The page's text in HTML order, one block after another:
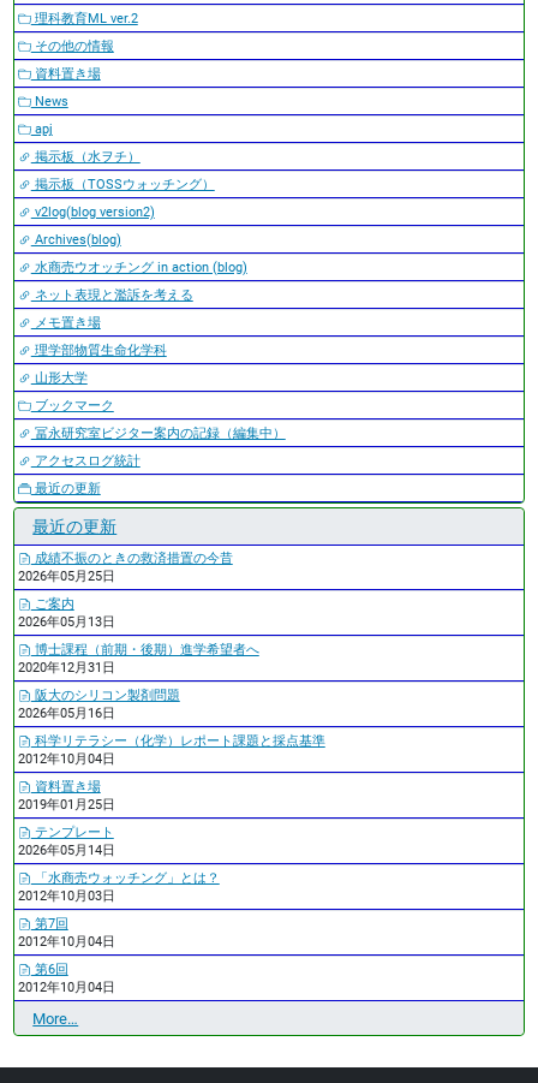
理科教育ML ver.2
その他の情報
資料置き場
News
apj
掲示板（水ヲチ）
掲示板（TOSSウォッチング）
v2log(blog version2)
Archives(blog)
水商売ウオッチング in action (blog)
ネット表現と濫訴を考える
メモ置き場
理学部物質生命化学科
山形大学
ブックマーク
冨永研究室ビジター案内の記録（編集中）
アクセスログ統計
最近の更新
最近の更新
成績不振のときの救済措置の今昔
2026年05月25日
ご案内
2026年05月13日
博士課程（前期・後期）進学希望者へ
2020年12月31日
阪大のシリコン製剤問題
2026年05月16日
科学リテラシー（化学）レポート課題と採点基準
2012年10月04日
資料置き場
2019年01月25日
テンプレート
2026年05月14日
「水商売ウォッチング」とは？
2012年10月03日
第7回
2012年10月04日
第6回
2012年10月04日
最
近
More…